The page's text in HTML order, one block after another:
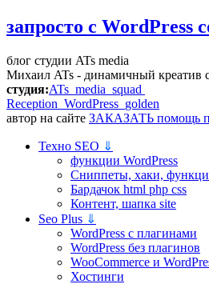
запросто с WordPress
блог студии ATs media
Михаил ATs - динамичный креатив
студия:ATs media squad
Reception WordPress golden
автор на сайте ЗАКАЗАТЬ помощь
Техно SEO ⇓
функции WordPress
Сниппеты, хаки,
Бардачок html php css
Контент, шапка site
Seo Plus ⇓
WordPress c плагинами
WordPress без плагинов
WooCommerce и
Хостинги